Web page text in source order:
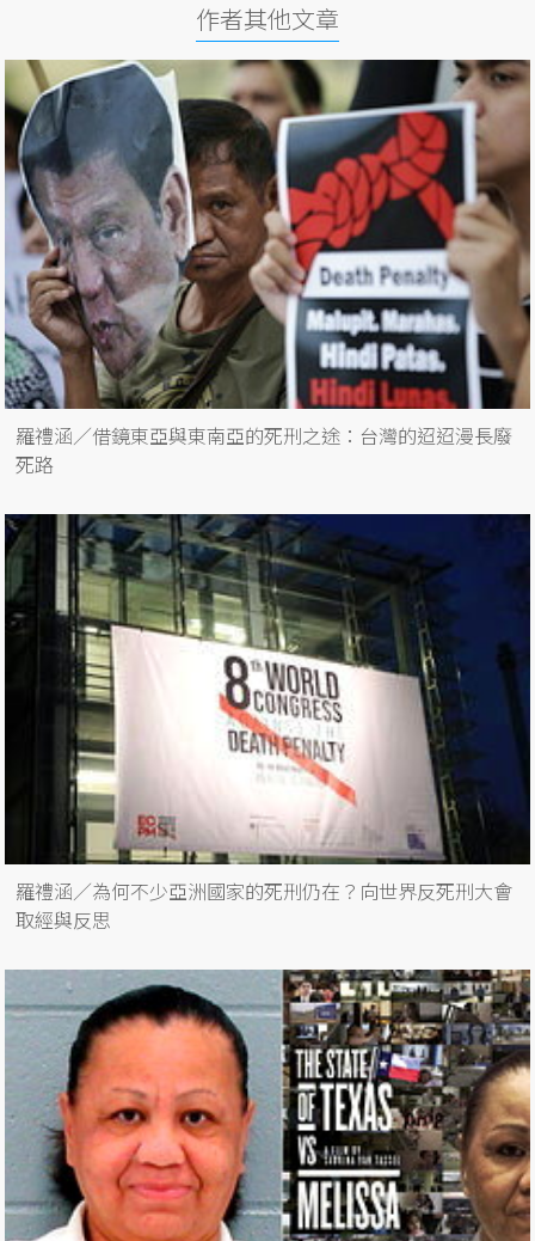
作者其他文章
羅禮涵／借鏡東亞與東南亞的死刑之途：台灣的迢迢漫長廢
死路
羅禮涵／為何不少亞洲國家的死刑仍在？向世界反死刑大會
取經與反思